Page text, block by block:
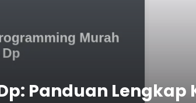
Panduan Lengkap